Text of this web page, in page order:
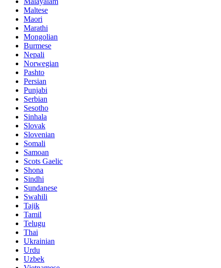
Maltese
Maori
Marathi
Mongolian
Burmese
Nepali
Norwegian
Pashto
Persian
Punjabi
Serbian
Sesotho
Sinhala
Slovak
Slovenian
Somali
Samoan
Scots Gaelic
Shona
Sindhi
Sundanese
Swahili
Tajik
Tamil
Telugu
Thai
Ukrainian
Urdu
Uzbek